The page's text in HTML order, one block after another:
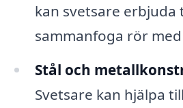
kan svetsare
sammanfoga rör
Stål och
Svetsare kan hjälpa